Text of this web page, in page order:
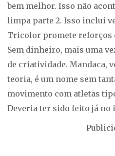
bem melhor. Isso não
limpa parte 2. Isso inclui
Tricolor promete reforços
Sem dinheiro, mais uma
de criatividade. Mandaca,
teoria, é um nome sem
movimento com atletas
Deveria ter sido feito já no